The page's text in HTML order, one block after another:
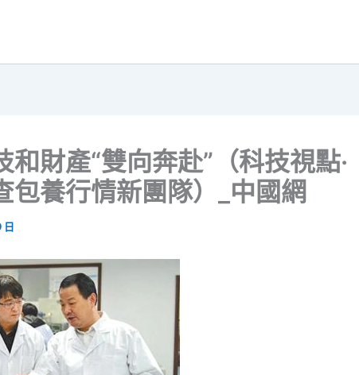
和財產“雙向奔赴”（科技視點·
包養行情新團隊）_中國網
日